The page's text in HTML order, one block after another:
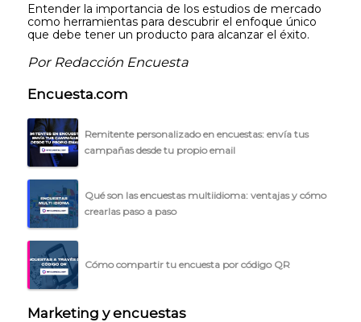
Entender la importancia de los estudios de mercado
como herramientas para descubrir el enfoque único
que debe tener un producto para alcanzar el éxito.
Por Redacción Encuesta
Encuesta.com
Remitente personalizado en encuestas: envía tus
campañas desde tu propio email
Qué son las encuestas multiidioma: ventajas y cómo
crearlas paso a paso
Cómo compartir tu encuesta por código QR
Marketing y encuestas